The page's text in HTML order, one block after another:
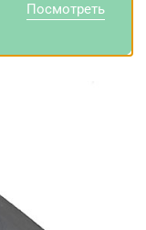
Посмотреть